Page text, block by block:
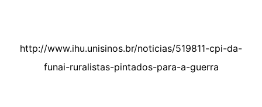
http://www.ihu.unisinos.br/noticias/519811-cpi-da-
funai-ruralistas-pintados-para-a-guerra